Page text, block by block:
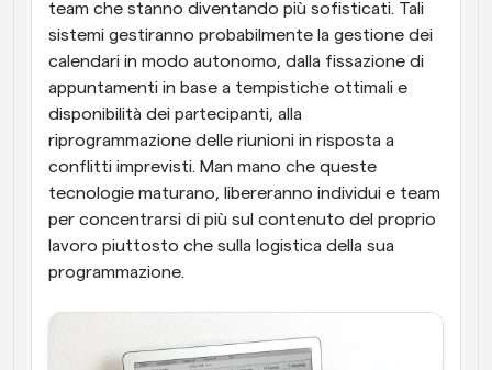
team che stanno diventando più sofisticati. Tali
sistemi gestiranno probabilmente la gestione dei
calendari in modo autonomo, dalla fissazione di
appuntamenti in base a tempistiche ottimali e
disponibilità dei partecipanti, alla
riprogrammazione delle riunioni in risposta a
conflitti imprevisti. Man mano che queste
tecnologie maturano, libereranno individui e team
per concentrarsi di più sul contenuto del proprio
lavoro piuttosto che sulla logistica della sua
programmazione.